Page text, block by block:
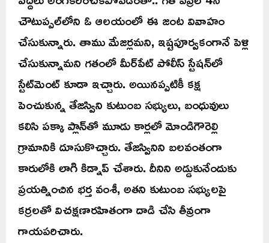
చౌటుప్పల్‌లోని ఓ ఆలయంలో ఈ జంట వివాహం
చేసుకున్నారు. తాము మేజర్లమని, ఇష్టపూర్వకంగానే పెళ్లి
చేసుకున్నామని గతంలో మీర్‌పేట్ పోలీస్ స్టేషన్‌లో
స్టేట్‌మెంట్ కూడా ఇచ్చారు. అయినప్పటికీ కక్ష
పెంచుకున్న తేజస్విని కుటుంబ సభ్యులు, బంధువులు
కలిసి పక్కా ప్లాన్‌తో మూడు కార్లలో మోండిగౌరెల్లి
గ్రామానికి దూసుకొచ్చారు. తేజస్వినిని బలవంతంగా
కారులోకి లాగి కిడ్నాప్ చేశారు. దీనిని అడ్డుకునేందుకు
ప్రయత్నించిన భర్త వంశీ, అతని కుటుంబ సభ్యులపై
కర్రలతో విచక్షణారహితంగా దాడి చేసి తీవ్రంగా
గాయపరిచారు.